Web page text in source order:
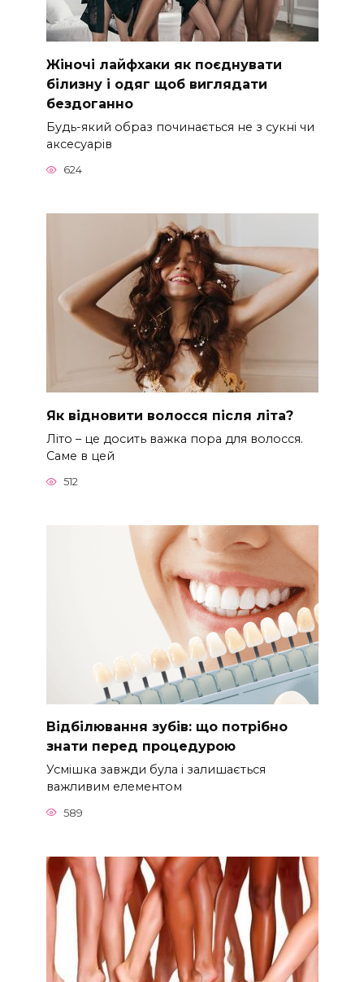
Жіночі лайфхаки як поєднувати
білизну і одяг щоб виглядати
бездоганно
Будь-який образ починається не з сукні чи
аксесуарів
624
Як відновити волосся після літа?
Літо – це досить важка пора для волосся.
Саме в цей
512
Відбілювання зубів: що потрібно
знати перед процедурою
Усмішка завжди була і залишається
важливим елементом
589